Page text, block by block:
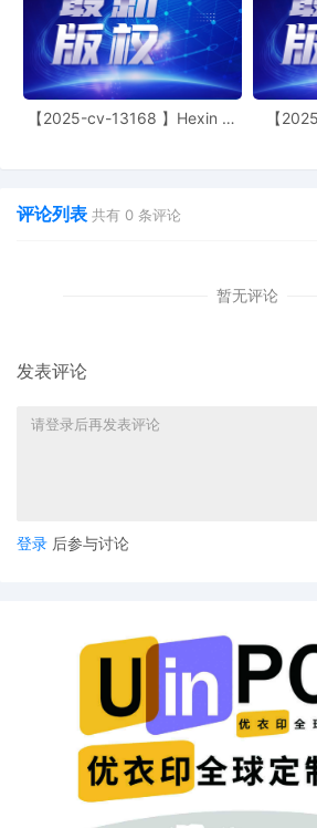
【2025-cv-13168 】Hexin 塑
【
评论列表 共有 0 条评论
暂无评论
发表评论
登录 后参与讨论